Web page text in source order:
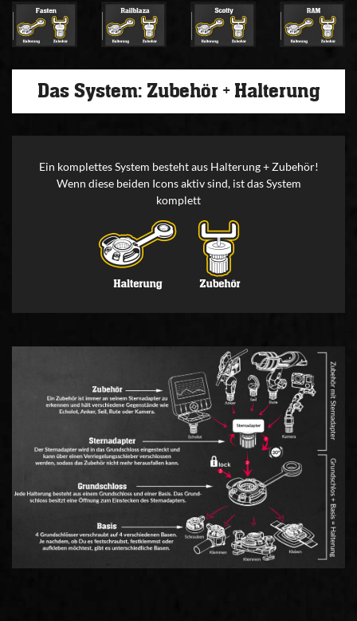
Das System: Zubehör + Halterung
Ein komplettes System besteht aus Halterung + Zubehör!
Wenn diese beiden Icons aktiv sind, ist das System
komplett